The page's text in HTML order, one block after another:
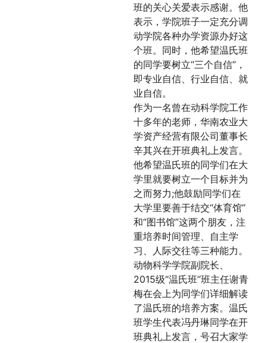
班的关心关爱表示感谢。他
表示，学院班子一定充分调
动学院各种办学资源办好这
个班。同时，他希望温氏班
的同学要树立“三个自信”，
即专业自信、行业自信、就
业自信。
作为一名曾在动科学院工作
十多年的老师，华南农业大
学资产经营有限公司董事长
辛其兴在开班典礼上发言。
他希望温氏班的同学们在大
学里就要树立一个目标并为
之而努力;他鼓励同学们在
大学里要善于结交“体育馆”
和“图书馆”这两个朋友，注
重培养时间管理、自主学
习、人际交往等三种能力。
动物科学学院副院长、
2015级“温氏班”班主任谢青
梅在会上为同学们详细解读
了温氏班的培养方案。温氏
班学生代表冯丹琳同学在开
班典礼上发言，号召大家学